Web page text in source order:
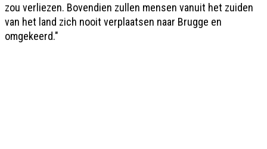
zou verliezen. Bovendien zullen mensen vanuit het zuiden
van het land zich nooit verplaatsen naar Brugge en
omgekeerd."